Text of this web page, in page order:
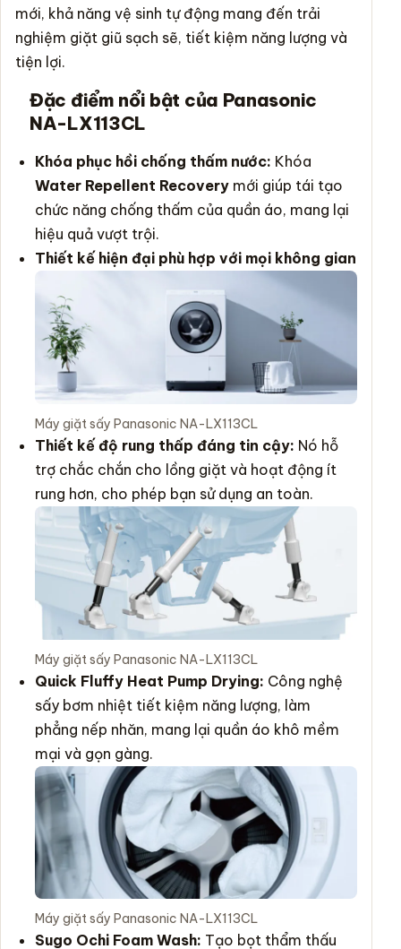
mới, khả năng vệ sinh tự động mang đến trải
nghiệm giặt giũ sạch sẽ, tiết kiệm năng lượng và
tiện lợi.
Đặc điểm nổi bật của Panasonic
NA-LX113CL
Khóa phục hồi chống thấm nước: Khóa
Water Repellent Recovery mới giúp tái tạo
chức năng chống thấm của quần áo, mang lại
hiệu quả vượt trội.
Thiết kế hiện đại phù hợp với mọi không gian
Máy giặt sấy Panasonic NA-LX113CL
Thiết kế độ rung thấp đáng tin cậy: Nó hỗ
trợ chắc chắn cho lồng giặt và hoạt động ít
rung hơn, cho phép bạn sử dụng an toàn.
Máy giặt sấy Panasonic NA-LX113CL
Quick Fluffy Heat Pump Drying: Công nghệ
sấy bơm nhiệt tiết kiệm năng lượng, làm
phẳng nếp nhăn, mang lại quần áo khô mềm
mại và gọn gàng.
Máy giặt sấy Panasonic NA-LX113CL
Sugo Ochi Foam Wash: Tạo bọt thẩm thấu